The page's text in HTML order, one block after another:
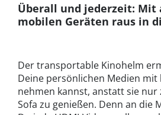
Überall und jederzeit: Mit
mobilen Geräten raus in
Der transportable Kinohelm
Deine persönlichen Medien mit
nehmen kannst, anstatt sie nur
Sofa zu genießen. Denn an die